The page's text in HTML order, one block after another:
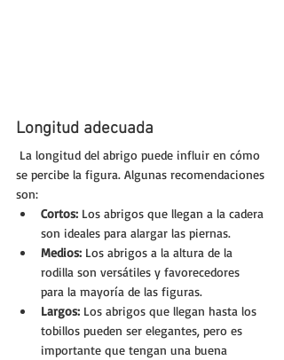
Longitud adecuada
se percibe la figura. Algunas recomendaciones
son:
Cortos: Los abrigos que llegan a la cadera
son ideales para alargar las piernas.
Medios: Los abrigos a la altura de la
rodilla son versátiles y favorecedores
para la mayoría de las figuras.
Largos: Los abrigos que llegan hasta los
tobillos pueden ser elegantes, pero es
importante que tengan una buena